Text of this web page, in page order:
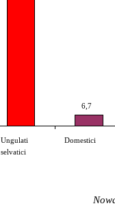
6,7
Ungulati
selvatici
Domestici